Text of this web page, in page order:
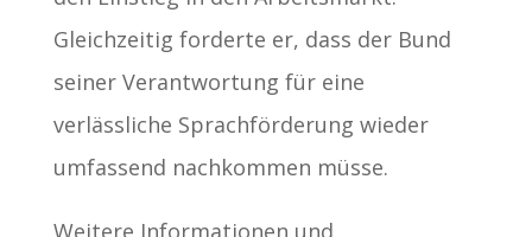
Gleichzeitig forderte er, dass der Bund
seiner Verantwortung für eine
verlässliche Sprachförderung wieder
umfassend nachkommen müsse.